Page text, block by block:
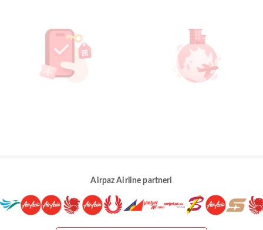
Airpaz Airline partneri